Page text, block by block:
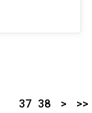
37 38 > >>